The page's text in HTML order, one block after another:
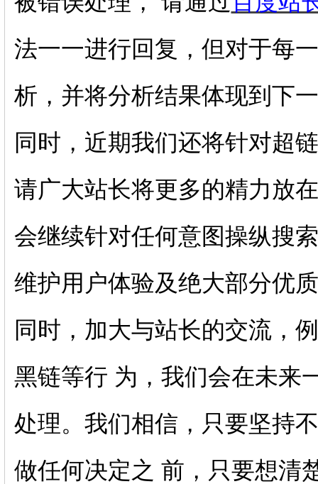
法一一进行回复，但对于每
析，并将分析结果体现到下
同时，近期我们还将针对超
请广大站长将更多的精力放
会继续针对任何意图操纵搜
维护用户体验及绝大部分优
同时，加大与站长的交流，
黑链等行 为，我们会在未来
处理。我们相信，只要坚持
做任何决定之 前，只要想清